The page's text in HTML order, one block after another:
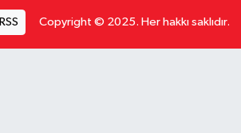
RSS Copyright © 2025. Her hakkı saklıdır.